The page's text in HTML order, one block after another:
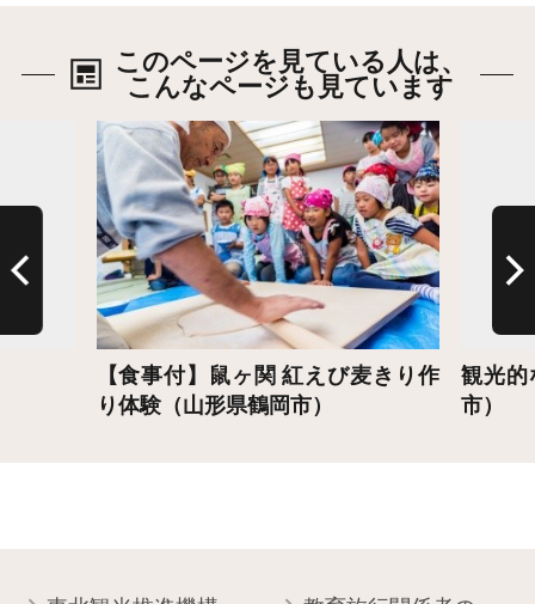
このページを見ている人は、
こんなページも見ています
【食事付】鼠ヶ関 紅えび麦きり作
り体験（山形県鶴岡市）
詳細はこちら
観光的
市）